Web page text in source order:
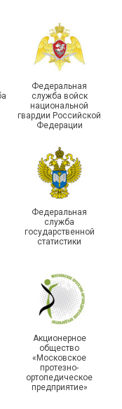
организации
подвел итоги
и наметил новые
развития
профлидера в
получили
Федеральная
служба войск
национальной
гвардии Российской
Федерации
Федеральная
служба
государственной
статистики
Акционерное
общество
«Московское
протезно-
ортопедическое
предприятие»